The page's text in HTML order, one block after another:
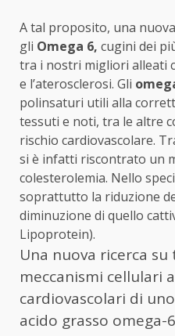
A tal proposito, una
gli Omega 6, cugini dei
tra i nostri migliori alleati
e l’aterosclerosi. Gli
polinsaturi utili alla
tessuti e noti, tra le altre
rischio cardiovascolare.
si è infatti riscontrato un
colesterolemia. Nello
soprattutto la riduzione
diminuzione di quello
Lipoprotein).
Una nuova ricerca
meccanismi cellulari
cardiovascolari di
acido grasso omega-